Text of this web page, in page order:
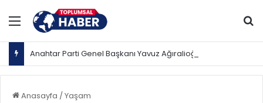
Menü
Anasayfa / Yaşam